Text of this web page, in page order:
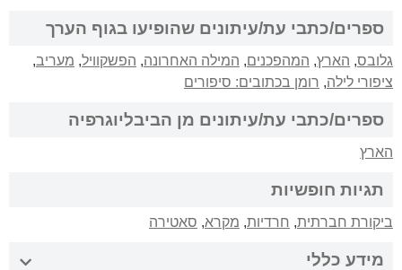
ספרים/כתבי עת/עיתונים שהופיעו בגוף הערך
גלובס, הארץ, המהפכנים, המילה האחרונה, הפשקוויל, מעריב,
ציפורי לילה, רומן בכתובים: סיפורים
ספרים/כתבי עת/עיתונים מן הביבליוגרפיה
הארץ
תגיות חופשיות
ביקורת חברתית, חרדיות, מקרא, סאטירה
מידע כללי